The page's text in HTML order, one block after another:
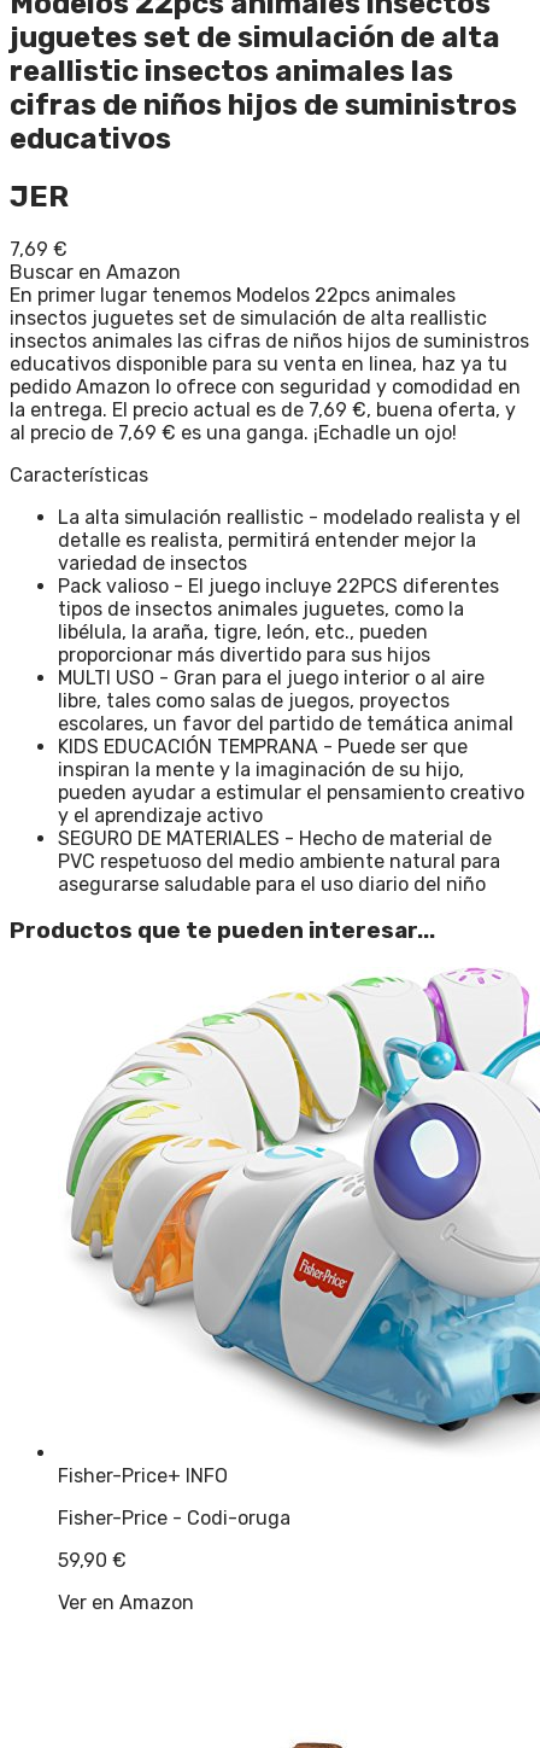
juguetes set de simulación de alta
reallistic insectos animales las
cifras de niños hijos de suministros
educativos
JER
7,69 €
Buscar en Amazon
En primer lugar tenemos Modelos 22pcs animales
insectos juguetes set de simulación de alta reallistic
insectos animales las cifras de niños hijos de suministros
educativos disponible para su venta en linea, haz ya tu
pedido Amazon lo ofrece con seguridad y comodidad en
la entrega. El precio actual es de 7,69 €, buena oferta, y
al precio de 7,69 € es una ganga. ¡Echadle un ojo!
Características
La alta simulación reallistic - modelado realista y el
detalle es realista, permitirá entender mejor la
variedad de insectos
Pack valioso - El juego incluye 22PCS diferentes
tipos de insectos animales juguetes, como la
libélula, la araña, tigre, león, etc., pueden
proporcionar más divertido para sus hijos
MULTI USO - Gran para el juego interior o al aire
libre, tales como salas de juegos, proyectos
escolares, un favor del partido de temática animal
KIDS EDUCACIÓN TEMPRANA - Puede ser que
inspiran la mente y la imaginación de su hijo,
pueden ayudar a estimular el pensamiento creativo
y el aprendizaje activo
SEGURO DE MATERIALES - Hecho de material de
PVC respetuoso del medio ambiente natural para
asegurarse saludable para el uso diario del niño
Productos que te pueden interesar...
Fisher-Price+ INFO
Fisher-Price - Codi-oruga
59,90 €
Ver en Amazon